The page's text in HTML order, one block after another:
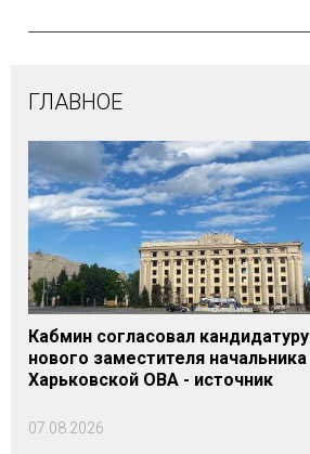
ГЛАВНОЕ
Кабмин согласовал кандидатуру
нового заместителя начальника
Харьковской ОВА - источник
07.08.2026